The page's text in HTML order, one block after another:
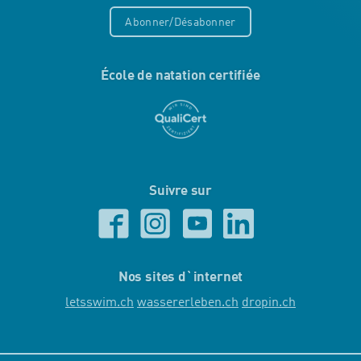
Abonner/Désabonner
École de natation certifiée
Suivre sur
Nos sites d`internet
letsswim.ch wassererleben.ch dropin.ch